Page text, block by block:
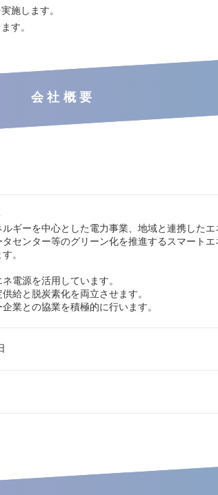
施します。
す。
会社概要
ギーを中心とした電力事業、地域と連携した
センター等のグリーン化を推進するスマートエ
。
ネ電源を活用しています。
供給と脱炭素化を両立させます。
企業との協業を積極的に行います。